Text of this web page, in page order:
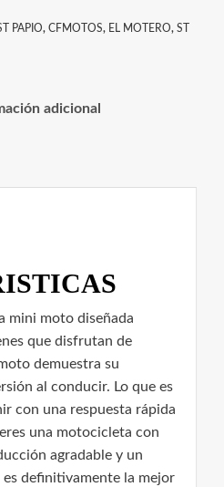
PAPIO, CFMOTOS, EL MOTERO, ST
adicional
mini moto diseñada
que disfrutan de
demuestra su
al conducir. Lo que es
con una respuesta rápida
una motocicleta con
agradable y un
definitivamente la mejor